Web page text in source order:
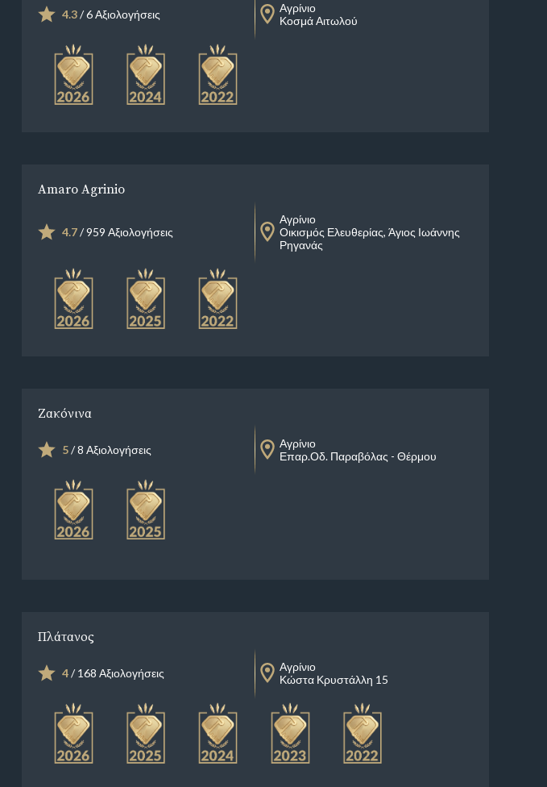
4.3/ 6 Αξιολογήσεις
Αγρίνιο
Κοσμά Αιτωλού
Amaro Agrinio
4.7/ 959 Αξιολογήσεις
Αγρίνιο
Οικισμός Ελευθερίας, Άγιος Ιωάννης
Ρηγανάς
Ζακόνινα
5/ 8 Αξιολογήσεις
Αγρίνιο
Επαρ.Οδ. Παραβόλας - Θέρμου
Πλάτανος
4/ 168 Αξιολογήσεις
Αγρίνιο
Κώστα Κρυστάλλη 15